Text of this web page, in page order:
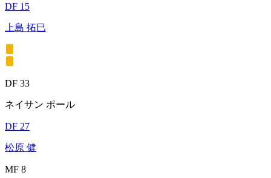
DF 15
上島 拓巳
DF 33
ネイサン ポール
DF 27
松原 健
MF 8